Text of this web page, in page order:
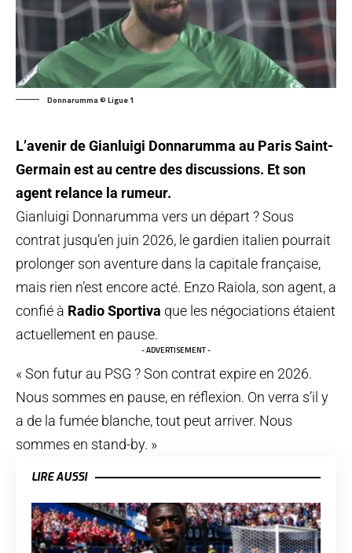
Donnarumma © Ligue 1
L’avenir de Gianluigi Donnarumma au Paris Saint-
Germain est au centre des discussions. Et son
agent relance la rumeur.
Gianluigi Donnarumma vers un départ ? Sous
contrat jusqu’en juin 2026, le gardien italien pourrait
prolonger son aventure dans la capitale française,
mais rien n’est encore acté. Enzo Raiola, son agent, a
confié à Radio Sportiva que les négociations étaient
actuellement en pause.
- ADVERTISEMENT -
« Son futur au PSG ? Son contrat expire en 2026.
Nous sommes en pause, en réflexion. On verra s’il y
a de la fumée blanche, tout peut arriver. Nous
sommes en stand-by. »
LIRE AUSSI